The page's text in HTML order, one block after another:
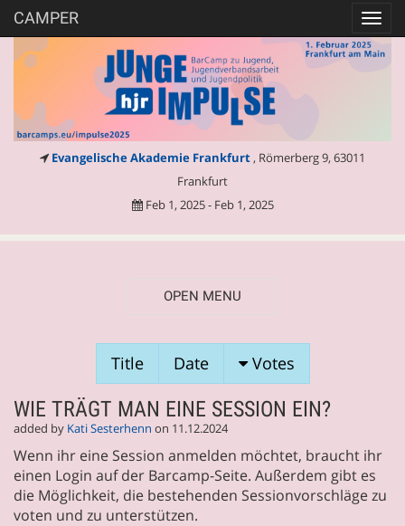
CAMPER
Evangelische Akademie Frankfurt , Römerberg 9, 63011
Frankfurt
Feb 1, 2025 - Feb 1, 2025
OPEN MENU
Title Date Votes
WIE TRÄGT MAN EINE SESSION EIN?
added by Kati Sesterhenn on 11.12.2024
Wenn ihr eine Session anmelden möchtet, braucht ihr
einen Login auf der Barcamp-Seite. Außerdem gibt es
die Möglichkeit, die bestehenden Sessionvorschläge zu
voten und zu unterstützen.